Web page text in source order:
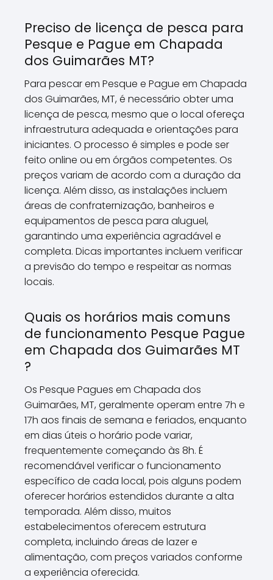
Preciso de licença de pesca para
Pesque e Pague em Chapada
dos Guimarães MT?
Para pescar em Pesque e Pague em Chapada
dos Guimarães, MT, é necessário obter uma
licença de pesca, mesmo que o local ofereça
infraestrutura adequada e orientações para
iniciantes. O processo é simples e pode ser
feito online ou em órgãos competentes. Os
preços variam de acordo com a duração da
licença. Além disso, as instalações incluem
áreas de confraternização, banheiros e
equipamentos de pesca para aluguel,
garantindo uma experiência agradável e
completa. Dicas importantes incluem verificar
a previsão do tempo e respeitar as normas
locais.
Quais os horários mais comuns
de funcionamento Pesque Pague
em Chapada dos Guimarães MT
?
Os Pesque Pagues em Chapada dos
Guimarães, MT, geralmente operam entre 7h e
17h aos finais de semana e feriados, enquanto
em dias úteis o horário pode variar,
frequentemente começando às 8h. É
recomendável verificar o funcionamento
específico de cada local, pois alguns podem
oferecer horários estendidos durante a alta
temporada. Além disso, muitos
estabelecimentos oferecem estrutura
completa, incluindo áreas de lazer e
alimentação, com preços variados conforme
a experiência oferecida.